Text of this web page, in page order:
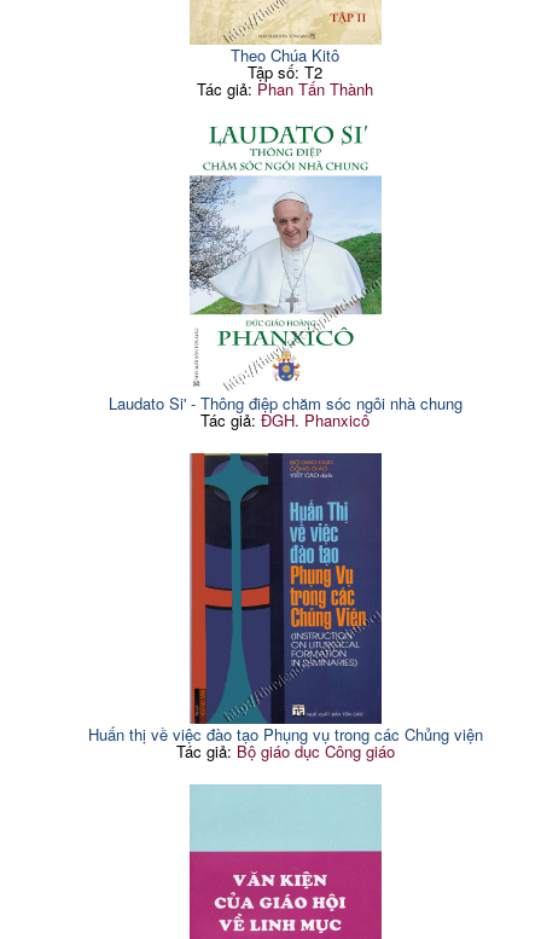
Theo Chúa Kitô
Tập số: T2
Tác giả: Phan Tấn Thành
Laudato Si' - Thông điệp chăm sóc ngôi nhà chung
Tác giả:ĐGH. Phanxicô
Huấn thị về việc đào tạo Phụng vụ trong các Chủng viện
Tác giả: Bộ giáo dục Công giáo